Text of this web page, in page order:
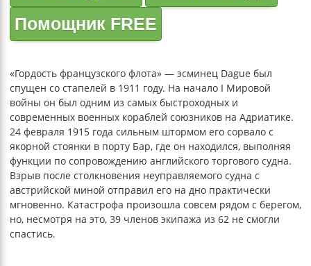
Помощник FREE
«Гордость французского флота» — эсминец Dague был
спущен со стапелей в 1911 году. На начало I Мировой
войны он был одним из самых быстроходных и
современных военных кораблей союзников на Адриатике.
24 февраля 1915 года сильным штормом его сорвало с
якорной стоянки в порту Бар, где он находился, выполняя
функции по сопровождению английского торгового судна.
Взрыв после столкновения неуправляемого судна с
австрийской миной отправил его на дно практически
мгновенно. Катастрофа произошла совсем рядом с берегом,
но, несмотря на это, 39 членов экипажа из 62 не смогли
спастись.